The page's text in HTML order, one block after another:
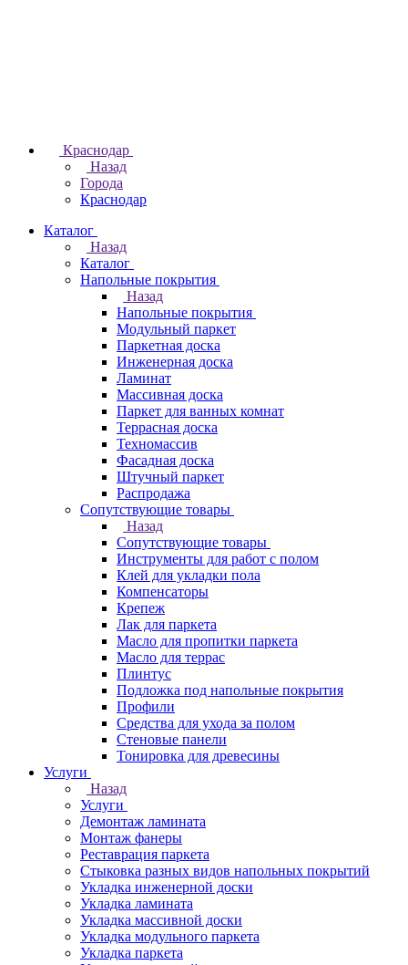
Краснодар
Назад
Города
Краснодар
Каталог
Назад
Каталог
Напольные покрытия
Назад
Напольные покрытия
Модульный паркет
Паркетная доска
Инженерная доска
Ламинат
Массивная доска
Паркет для ванных комнат
Террасная доска
Техномассив
Фасадная доска
Штучный паркет
Распродажа
Сопутствующие товары
Назад
Сопутствующие товары
Инструменты для работ с полом
Клей для укладки пола
Компенсаторы
Крепеж
Лак для паркета
Масло для пропитки паркета
Масло для террас
Плинтус
Подложка под напольные покрытия
Профили
Средства для ухода за полом
Стеновые панели
Тонировка для древесины
Услуги
Назад
Услуги
Демонтаж ламината
Монтаж фанеры
Реставрация паркета
Стыковка разных видов напольных покрытий
Укладка инженерной доски
Укладка ламината
Укладка массивной доски
Укладка модульного паркета
Укладка паркета